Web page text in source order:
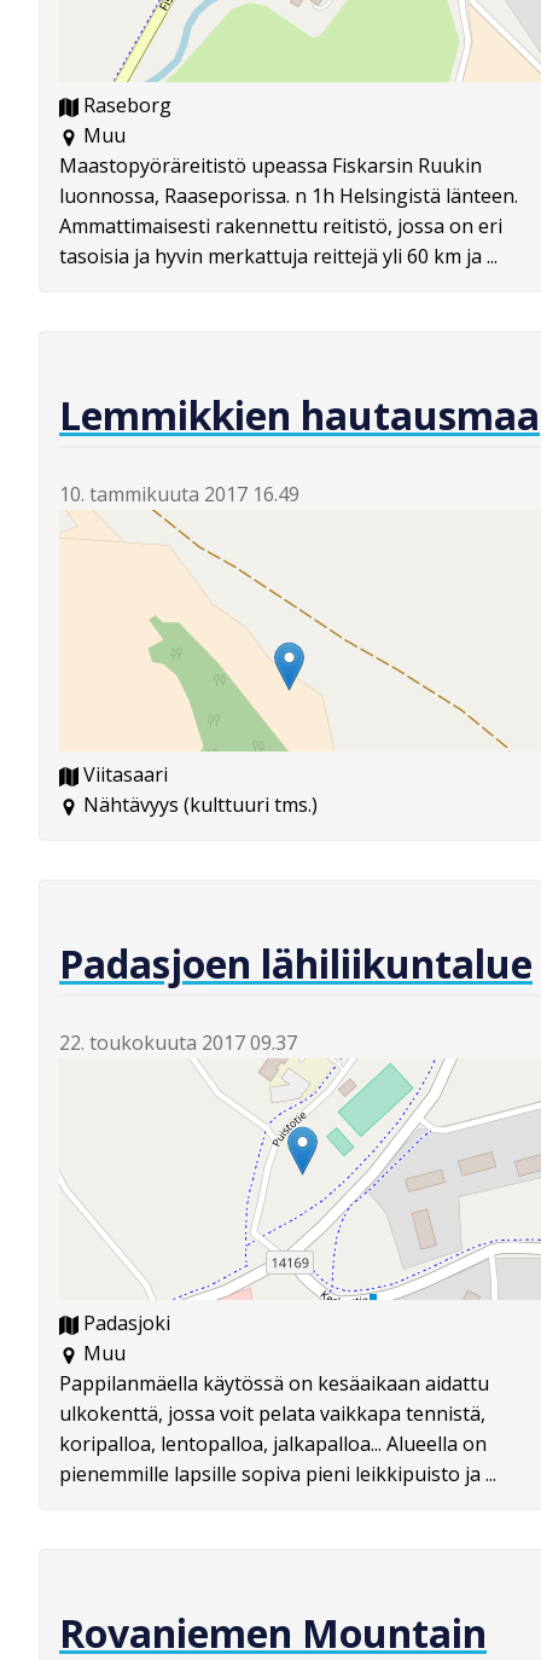
Raseborg
Muu
Maastopyöräreitistö upeassa Fiskarsin Ruukin
luonnossa, Raaseporissa. n 1h Helsingistä länteen.
Ammattimaisesti rakennettu reitistö, jossa on eri
tasoisia ja hyvin merkattuja reittejä yli 60 km ja ...
Lemmikkien hautausmaa
10. tammikuuta 2017 16.49
Viitasaari
Nähtävyys (kulttuuri tms.)
Padasjoen lähiliikuntalue
22. toukokuuta 2017 09.37
Padasjoki
Muu
Pappilanmäella käytössä on kesäaikaan aidattu
ulkokenttä, jossa voit pelata vaikkapa tennistä,
koripalloa, lentopalloa, jalkapalloa... Alueella on
pienemmille lapsille sopiva pieni leikkipuisto ja ...
Rovaniemen Mountain